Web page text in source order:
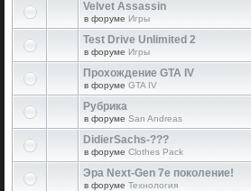
Velvet Assassin
в форуме Игры
Test Drive Unlimited 2
в форуме Игры
Прохождение GTA IV
в форуме GTA IV
Рубрика
в форуме San Andreas
DidierSachs-???
в форуме Clothes Pack
Эра Next-Gen 7е поколение!
в форуме Технология